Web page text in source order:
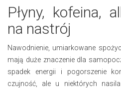
Płyny, kofeina,
na nastrój
Nawodnienie, umiarkowane
mają duże znaczenie dla
spadek energii i pogorszenie
czujność, ale u niektórych